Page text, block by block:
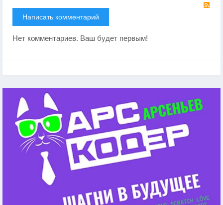
Написать комментарий
Нет комментариев. Ваш будет первым!